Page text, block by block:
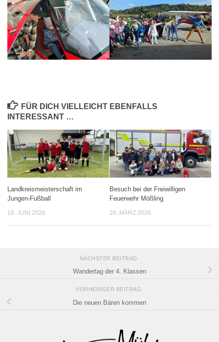
FÜR DICH VIELLEICHT EBENFALLS
INTERESSANT …
Landkreismeisterschaft im
Jungen-Fußball
16. JUNI 2026
Besuch bei der Freiwilligen
Feuerwehr Mößling
26. MÄRZ 2026
NÄCHSTER BEITRAG
Wandertag der 4. Klassen
VORHERIGER BEITRAG
Die neuen Bären kommen